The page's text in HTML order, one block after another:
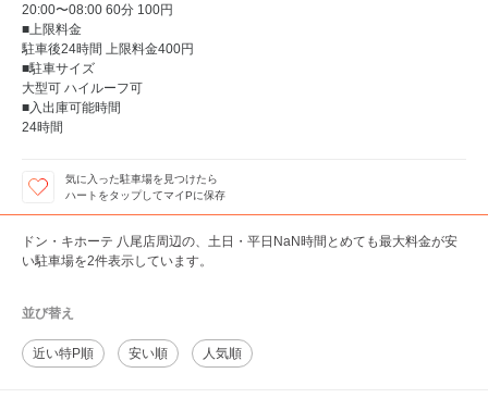
20:00〜08:00 60分 100円
■上限料金
駐車後24時間 上限料金400円
■駐車サイズ
大型可 ハイルーフ可
■入出庫可能時間
24時間
気に入った駐車場を見つけたら
ハートをタップしてマイPに保存
ドン・キホーテ 八尾店周辺の、土日・平日NaN時間とめても最大料金が安
い駐車場を2件表示しています。
並び替え
近い特P順 安い順 人気順